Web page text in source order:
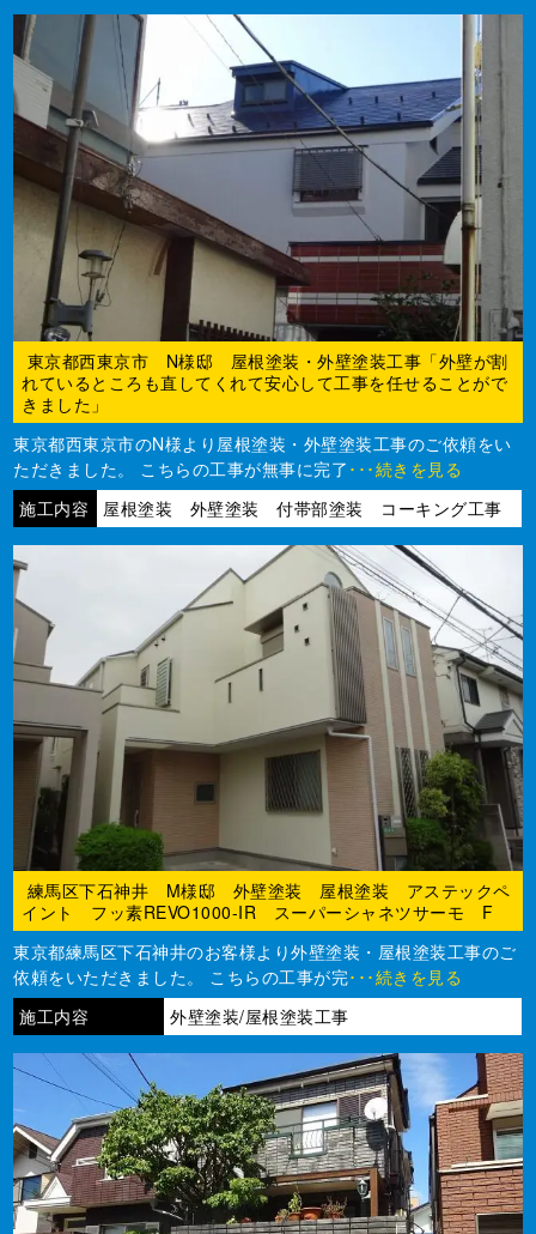
東京都西東京市 N様邸 屋根塗装・外壁塗装工事「外壁が割
れているところも直してくれて安心して工事を任せることがで
きました」
東京都西東京市のN様より屋根塗装・外壁塗装工事のご依頼をい
ただきました。 こちらの工事が無事に完了 ･･･続きを見る
施工内容
屋根塗装 外壁塗装 付帯部塗装 コーキング工事
練馬区下石神井 M様邸 外壁塗装 屋根塗装 アステックペ
イント フッ素REVO1000-IR スーパーシャネツサーモ F
東京都練馬区下石神井のお客様より外壁塗装・屋根塗装工事のご
依頼をいただきました。 こちらの工事が完･･･続きを見る
施工内容
外壁塗装/屋根塗装工事